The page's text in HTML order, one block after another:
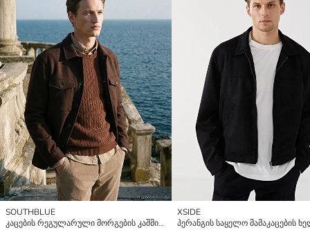
SOUTHBLUE
კაცების რეგულარული მორგების კაშმირის პერანგის ჟაკეტი
XSIDE